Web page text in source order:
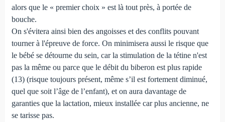
alors que le « premier choix » est là tout près, à portée de
bouche.
On s'évitera ainsi bien des angoisses et des conflits pouvant
tourner à l'épreuve de force. On minimisera aussi le risque que
le bébé se détourne du sein, car la stimulation de la tétine n'est
pas la même ou parce que le débit du biberon est plus rapide
(13) (risque toujours présent, même s’il est fortement diminué,
quel que soit l’âge de l’enfant), et on aura davantage de
garanties que la lactation, mieux installée car plus ancienne, ne
se tarisse pas.